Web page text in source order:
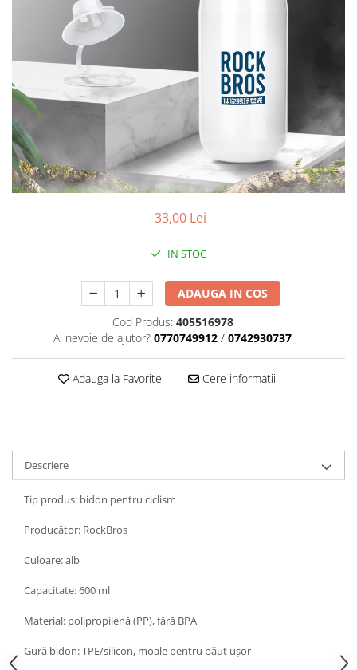
Saboti de frana
Schimbatoare viteze
Scule bicicleta
Sei bicicleta
33,00 Lei
IN STOC
ADAUGA IN COS
Cod Produs: 405516978
Ai nevoie de ajutor? 0770749912 / 0742930737
Adauga la Favorite Cere informatii
Descriere
Tip produs: bidon pentru ciclism
Producător: RockBros
Culoare: alb
Capacitate: 600 ml
Material: polipropilenă (PP), fără BPA
Gură bidon: TPE/silicon, moale pentru băut ușor